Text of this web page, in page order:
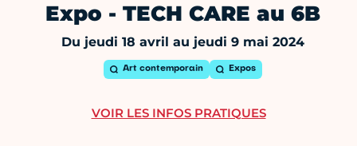
Expo - TECH CARE au 6B
Du jeudi 18 avril au jeudi 9 mai 2024
Art contemporain Expos
VOIR LES INFOS PRATIQUES